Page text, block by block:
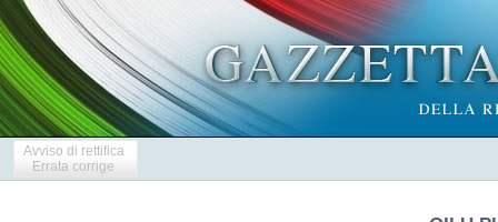
Avviso di rettifica
Errata corrige